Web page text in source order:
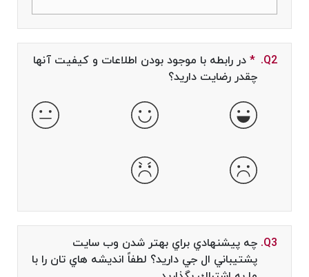
Q2.
*
Required field
در رابطه با موجود بودن اطلاعات و كيفيت آنها
چقدر رضايت داريد؟
خیلی خوب خوب طبیعی
بد خیلی بد
Q3. چه پيشنهادي براي بهتر شدن وب سايت
پشتيباني ال جي داريد؟ لطفاً انديشه هاي تان را با